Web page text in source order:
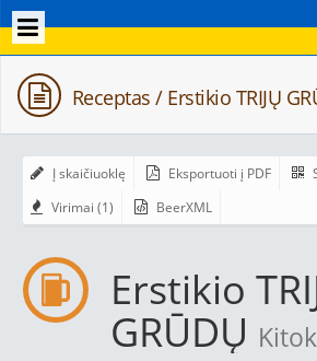
Receptas / Erstikio TRIJŲ
Į skaičiuoklę Eksportuoti į PDF
Virimai (1)
BeerXML
Erstikio
GRŪDŲ